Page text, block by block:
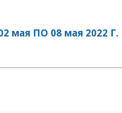
ПО 08 мая 2022 Г.